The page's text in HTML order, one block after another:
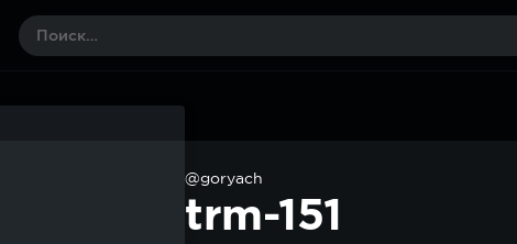
@goryach
trm-151